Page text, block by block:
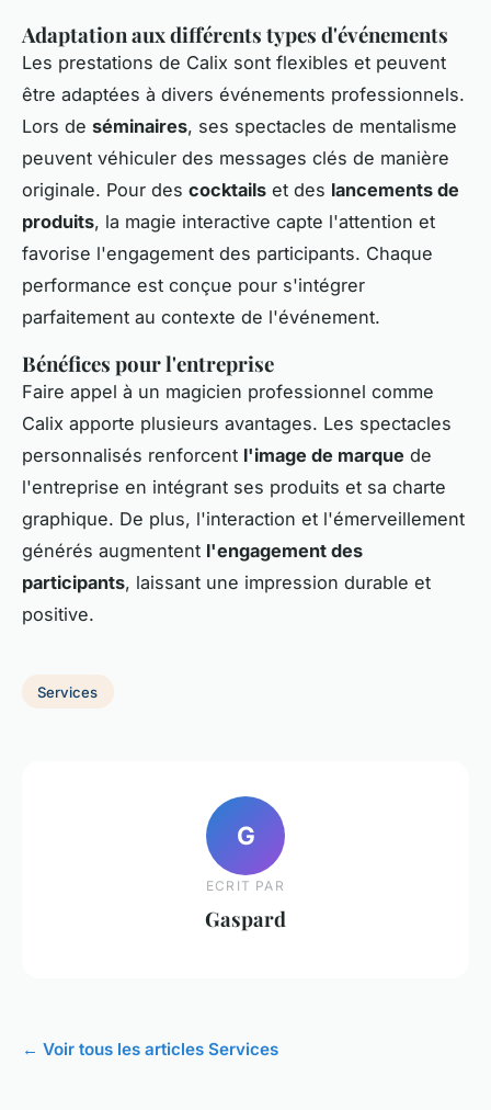
Adaptation aux différents types d'événements
Les prestations de Calix sont flexibles et peuvent
être adaptées à divers événements professionnels.
Lors de séminaires, ses spectacles de mentalisme
peuvent véhiculer des messages clés de manière
originale. Pour des cocktails et des lancements de
produits, la magie interactive capte l'attention et
favorise l'engagement des participants. Chaque
performance est conçue pour s'intégrer
parfaitement au contexte de l'événement.
Bénéfices pour l'entreprise
Faire appel à un magicien professionnel comme
Calix apporte plusieurs avantages. Les spectacles
personnalisés renforcent l'image de marque de
l'entreprise en intégrant ses produits et sa charte
graphique. De plus, l'interaction et l'émerveillement
générés augmentent l'engagement des
participants, laissant une impression durable et
positive.
Services
G
ECRIT PAR
Gaspard
← Voir tous les articles Services